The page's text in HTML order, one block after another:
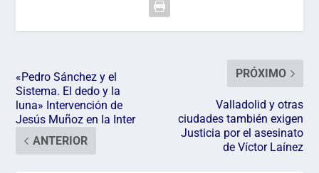
«Pedro Sánchez y el
Sistema. El dedo y la
luna» Intervención de
Jesús Muñoz en la Inter
ANTERIOR
PRÓXIMO
Valladolid y otras
ciudades también exigen
Justicia por el asesinato
de Víctor Laínez